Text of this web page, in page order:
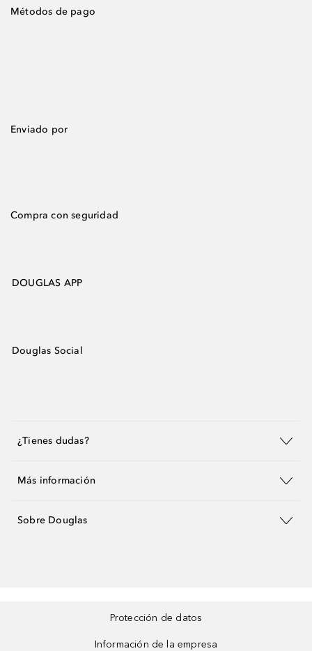
Métodos de pago
Enviado por
Compra con seguridad
DOUGLAS APP
Douglas Social
¿Tienes dudas?
Más información
Sobre Douglas
Protección de datos
Información de la empresa